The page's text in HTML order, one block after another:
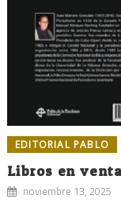
EDITORIAL PABLO
Libros en
noviembre 13, 2025